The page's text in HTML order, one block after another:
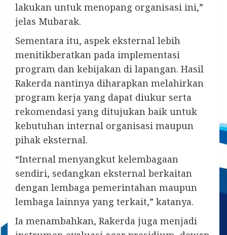
lakukan untuk menopang organisasi ini,”
jelas Mubarak.
Sementara itu, aspek eksternal lebih
menitikberatkan pada implementasi
program dan kebijakan di lapangan. Hasil
Rakerda nantinya diharapkan melahirkan
program kerja yang dapat diukur serta
rekomendasi yang ditujukan baik untuk
kebutuhan internal organisasi maupun
pihak eksternal.
“Internal menyangkut kelembagaan
sendiri, sedangkan eksternal berkaitan
dengan lembaga pemerintahan maupun
lembaga lainnya yang terkait,” katanya.
Ia menambahkan, Rakerda juga menjadi